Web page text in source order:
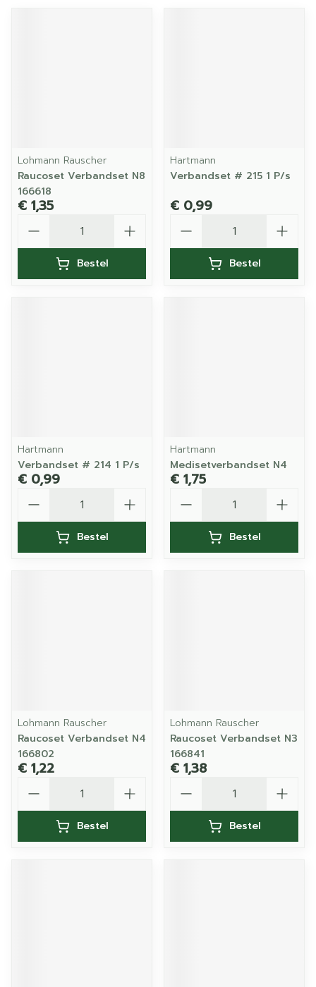
Lohmann Rauscher
Raucoset Verbandset N8
166618
€ 1,35
Bestel
Hartmann
Verbandset # 215 1 P/s
€ 0,99
Bestel
Hartmann
Verbandset # 214 1 P/s
€ 0,99
Bestel
Hartmann
Medisetverbandset N4
€ 1,75
Bestel
Lohmann Rauscher
Raucoset Verbandset N4
166802
€ 1,22
Bestel
Lohmann Rauscher
Raucoset Verbandset N3
166841
€ 1,38
Bestel